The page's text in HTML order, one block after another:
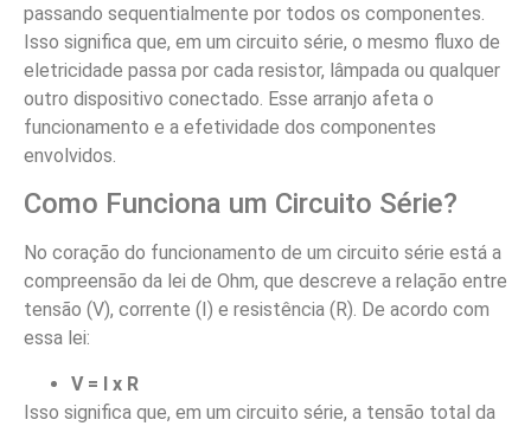
passando sequentialmente por todos os componentes.
Isso significa que, em um circuito série, o mesmo fluxo de
eletricidade passa por cada resistor, lâmpada ou qualquer
outro dispositivo conectado. Esse arranjo afeta o
funcionamento e a efetividade dos componentes
envolvidos.
Como Funciona um Circuito Série?
No coração do funcionamento de um circuito série está a
compreensão da lei de Ohm, que descreve a relação entre
tensão (V), corrente (I) e resistência (R). De acordo com
essa lei:
V = I x R
Isso significa que, em um circuito série, a tensão total da